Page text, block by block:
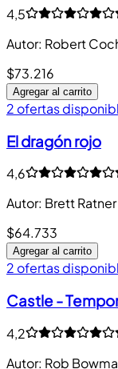
4,5
Autor: Robert
$73.216
Agregar al carrito
2 ofertas
El dragón rojo
4,6
Autor: Brett Ratner
$64.733
Agregar al carrito
2 ofertas
Castle -
4,2
Autor: Rob